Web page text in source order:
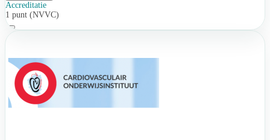
Accreditatie
1 punt (NVVC)